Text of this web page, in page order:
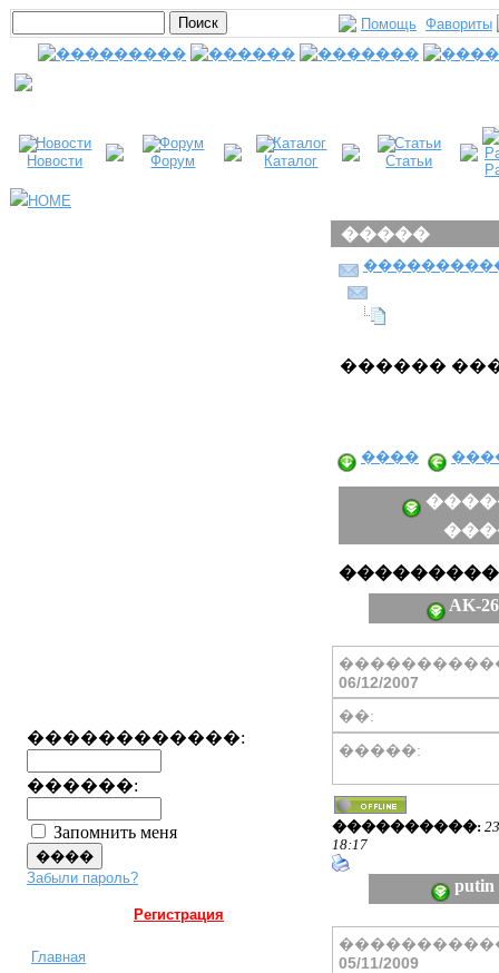
Помощь Фавориты
Новости Форум Каталог Статьи
HOME
������������:
������:
Запомнить меня
Забыли пароль?
Регистрация
Главная
�����
������
����
AK-26
06/12/2007
��:
�����:
����������:
18:17
putin
05/11/2009